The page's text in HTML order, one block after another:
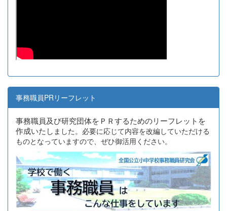
事務職員PRリーフレット
事務職員及び研究団体をＰＲするためのリーフレットを
作成いたし ました。必要に応じて内容を改編していただける
ものとなっていますので、ぜひ御活用ください。